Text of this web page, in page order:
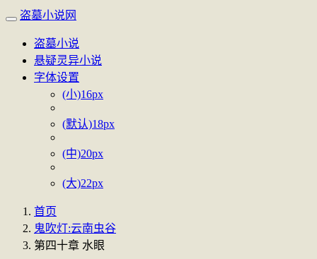
盗墓小说网
盗墓小说
悬疑灵异小说
字体设置
(小)16px
(默认)18px
(中)20px
(大)22px
首页
鬼吹灯:云南虫谷
第四十章 水眼